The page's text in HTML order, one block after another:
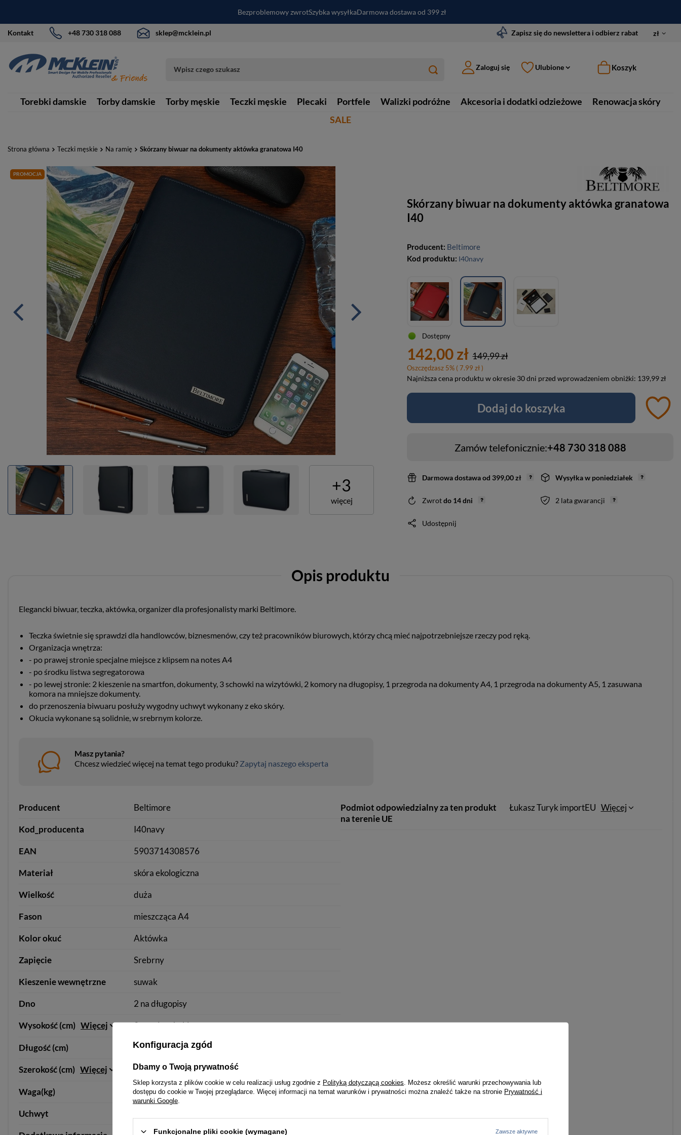
Bezproblemowy zwrotSzybka wysyłkaDarmowa dostawa od 399 zł
Kontakt +48 730 318 088 sklep@mcklein.pl Zapisz się do newslettera i odbierz rabat zł
Zaloguj się Ulubione Koszyk
Torebki damskie Torby damskie Torby męskie Teczki męskie Plecaki Portfele Walizki podróżne Akcesoria i dodatki odzieżowe
Renowacja skóry
SALE
Strona główna Teczki męskie Na ramię Skórzany biwuar na dokumenty aktówka granatowa I40
PROMOCJA
+3
więcej
Skórzany biwuar na dokumenty aktówka granatowa
I40
Producent: Beltimore
Kod produktu: I40navy
Dostępny
142,00 zł 149,99 zł
Oszczędzasz 5% ( 7.99 zł )
Najniższa cena produktu w okresie 30 dni przed wprowadzeniem obniżki: 139,99 zł
Dodaj do koszyka
Zamów telefonicznie:+48 730 318 088
Darmowa dostawaod 399,00 zł Wysyłkaw poniedziałek
Zwrotdo 14dni 2 lata gwarancji
Udostępnij
Opis produktu
Elegancki biwuar, teczka, aktówka, organizer dla profesjonalisty marki Beltimore.
Teczka świetnie się sprawdzi dla handlowców, biznesmenów, czy też pracowników biurowych, którzy chcą mieć najpotrzebniejsze rzeczy pod ręką.
Organizacja wnętrza:
- po prawej stronie specjalne miejsce z klipsem na notes A4
- po środku listwa segregatorowa
- po lewej stronie: 2 kieszenie na smartfon, dokumenty, 3 schowki na wizytówki, 2 komory na długopisy, 1 przegroda na dokumenty A4, 1 przegroda na dokumenty A5, 1 zasuwana
komora na mniejsze dokumenty.
do przenoszenia biwuaru posłuży wygodny uchwyt wykonany z eko skóry.
Okucia wykonane są solidnie, w srebrnym kolorze.
Masz pytania?
Chcesz wiedzieć więcej na temat tego produku? Zapytaj naszego eksperta
Producent Beltimore
Kod_producenta I40navy
EAN 5903714308576
Materiał skóra ekologiczna
Wielkość duża
Fason mieszcząca A4
Kolor okuć Aktówka
Zapięcie Srebrny
Kieszenie wewnętrzne suwak
Dno 2 na długopisy
Wysokość (cm) Więcej 3 na wizytówki
Długość (cm) 2 na telefon
Szerokość (cm) Więcej 3 na dokumenty
Waga(kg) Usztywnione
Uchwyt
Podmiot odpowiedzialny za ten produkt
na terenie UE
Łukasz Turyk importEU Więcej
Konfiguracja zgód
Dbamy o Twoją prywatność
Sklep korzysta z plików cookie w celu realizacji usług zgodnie z Polityką dotyczącą cookies . Możesz określić warunki przechowywania lub
dostępu do cookie w Twojej przeglądarce. Więcej informacji na temat warunków i prywatności można znaleźć także na stronie Prywatność i
warunki Google
Funkcjonalne pliki cookie (wymagane) Zawsze aktywne